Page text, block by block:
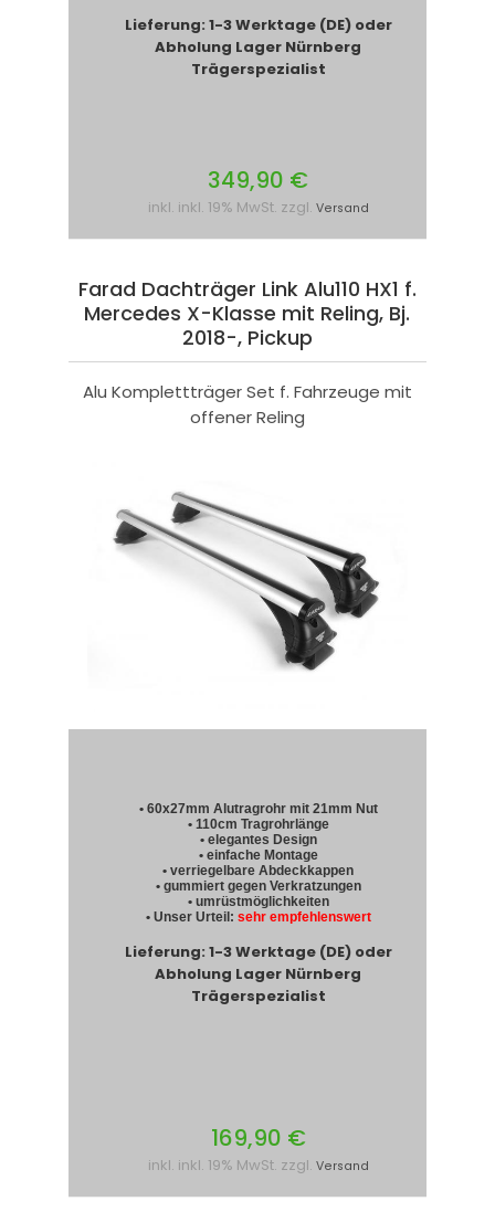
Lieferung: 1-3 Werktage (DE) oder
Abholung Lager Nürnberg
Trägerspezialist
349,90 €
inkl. inkl. 19% MwSt. zzgl. Versand
Farad Dachträger Link Alu110 HX1 f.
Mercedes X-Klasse mit Reling, Bj.
2018-, Pickup
Alu Komplettträger Set f. Fahrzeuge mit
offener Reling
• 60x27mm Alutragrohr mit 21mm Nut
• 110cm Tragrohrlänge
• elegantes Design
• einfache Montage
• verriegelbare Abdeckkappen
• gummiert gegen Verkratzungen
• umrüstmöglichkeiten
• Unser Urteil: sehr empfehlenswert
Lieferung: 1-3 Werktage (DE) oder
Abholung Lager Nürnberg
Trägerspezialist
169,90 €
inkl. inkl. 19% MwSt. zzgl. Versand